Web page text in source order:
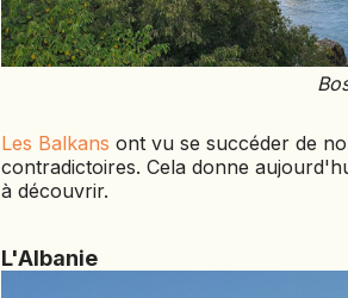
Les Balkans ont vu se succéder de
contradictoires. Cela donne
à découvrir.
L'Albanie